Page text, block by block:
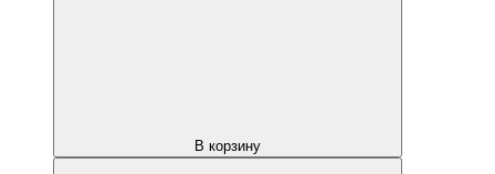
В корзину